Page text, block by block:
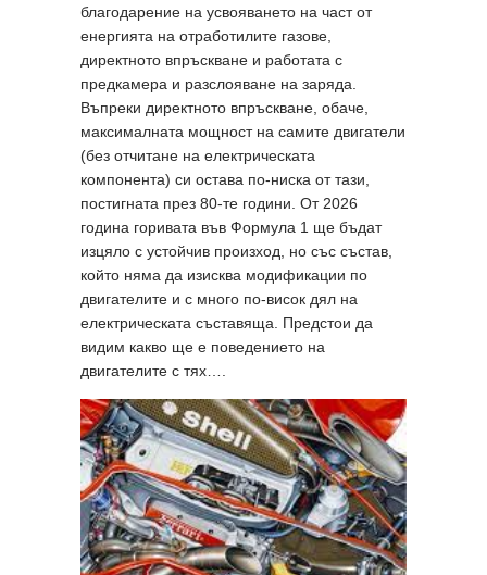
благодарение на усвояването на част от
енергията на отработилите газове,
директното впръскване и работата с
предкамера и разслояване на заряда.
Въпреки директното впръскване, обаче,
максималната мощност на самите двигатели
(без отчитане на електрическата
компонента) си остава по-ниска от тази,
постигната през 80-те години. От 2026
година горивата във Формула 1 ще бъдат
изцяло с устойчив произход, но със състав,
който няма да изисква модификации по
двигателите и с много по-висок дял на
електрическата съставяща. Предстои да
видим какво ще е поведението на
двигателите с тях….